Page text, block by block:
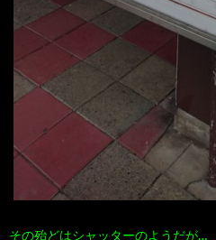
その殆どはシャッターのようだが…